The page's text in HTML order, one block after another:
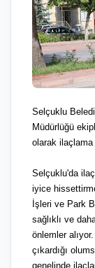
Selçuklu
Müdürlüğü
olarak ilaçlama
Selçuklu'da
iyice
İşleri ve Park
sağlıklı ve
önlemler
çıkardığı
genelinde